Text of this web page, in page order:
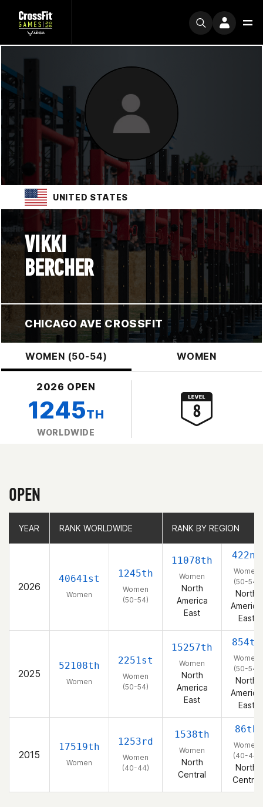
UNITED STATES
VIKKI
BERCHER
CHICAGO AVE CROSSFIT
WOMEN (50-54) WOMEN
2026 OPEN
1245TH
WORLDWIDE
OPEN
YEAR RANK WORLDWIDE RANK BY REGION
2026
40641st
Women
1245th
Women
(50-54)
11078th
Women
North
America
East
422nd
Women
(50-54)
North
America
East
2025
52108th
Women
2251st
Women
(50-54)
15257th
Women
North
America
East
854th
Women
(50-54)
North
America
East
2015
17519th
Women
1253rd
Women
(40-44)
1538th
Women
North
Central
86th
Women
(40-44)
North
Central
YEAR RANK WORLDWIDE RANK BY REGION